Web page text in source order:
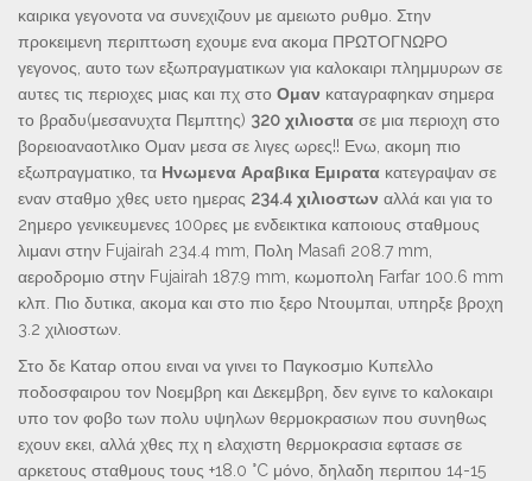
καιρικα γεγονοτα να συνεχιζουν με αμειωτο ρυθμο. Στην
προκειμενη περιπτωση εχουμε ενα ακομα ΠΡΩΤΟΓΝΩΡΟ
γεγονος, αυτο των εξωπραγματικων για καλοκαιρι πλημμυρων σε
αυτες τις περιοχες μιας και πχ στο Ομαν καταγραφηκαν σημερα
το βραδυ(μεσανυχτα Πεμπτης) 320 χιλιοστα σε μια περιοχη στο
βορειοαναοτλικο Ομαν μεσα σε λιγες ωρες!! Ενω, ακομη πιο
εξωπραγματικο, τα Ηνωμενα Αραβικα Εμιρατα κατεγραψαν σε
εναν σταθμο χθες υετο ημερας 234.4 χιλιοστων αλλά και για το
2ημερο γενικευμενες 100ρες με ενδεικτικα καποιους σταθμους
λιμανι στην Fujairah 234.4 mm, Πολη Masafi 208.7 mm,
αεροδρομιο στην Fujairah 187.9 mm, κωμοπολη Farfar 100.6 mm
κλπ. Πιο δυτικα, ακομα και στο πιο ξερο Ντουμπαι, υπηρξε βροχη
3.2 χιλιοστων.
Στο δε Καταρ οπου ειναι να γινει το Παγκοσμιο Κυπελλο
ποδοσφαιρου τον Νοεμβρη και Δεκεμβρη, δεν εγινε το καλοκαιρι
υπο τον φοβο των πολυ υψηλων θερμοκρασιων που συνηθως
εχουν εκει, αλλά χθες πχ η ελαχιστη θερμοκρασια εφτασε σε
αρκετους σταθμους τους +18.0 °C μόνο, δηλαδη περιπου 14-15